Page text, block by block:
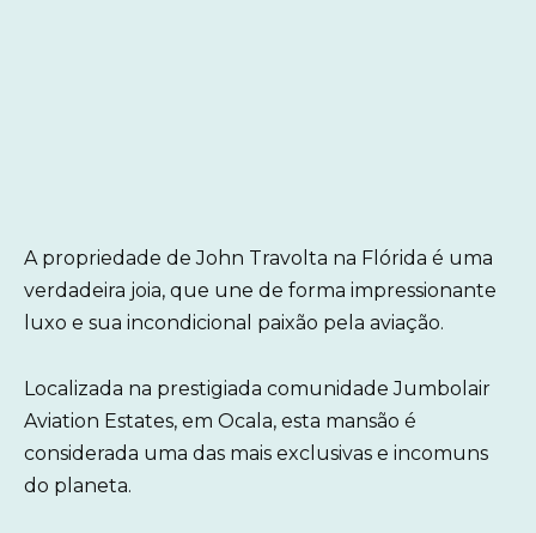
A propriedade de John Travolta na Flórida é uma
verdadeira joia, que une de forma impressionante
luxo e sua incondicional paixão pela aviação.
Localizada na prestigiada comunidade Jumbolair
Aviation Estates, em Ocala, esta mansão é
considerada uma das mais exclusivas e incomuns
do planeta.